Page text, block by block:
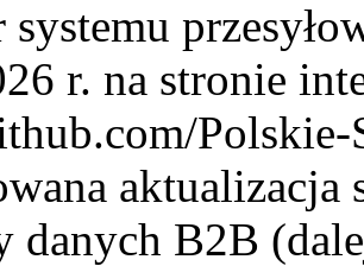
systemu
r. na stronie
Polskie-
aktualizacja
danych B2B